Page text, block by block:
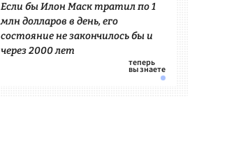
Если бы Илон Маск тратил по 1
млн долларов в день, его
состояние не закончилось бы и
через 2000 лет